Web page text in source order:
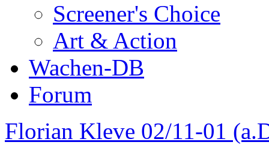
Screener's Choice
Art & Action
Wachen-DB
Forum
Florian Kleve 02/11-01